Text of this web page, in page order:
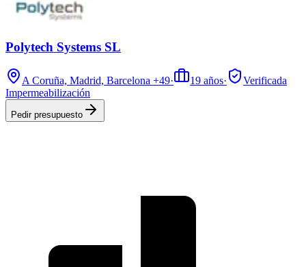
Polytech Systems SL
A Coruña, Madrid, Barcelona +49· 19 años·
Verificada
Impermeabilización
Pedir presupuesto